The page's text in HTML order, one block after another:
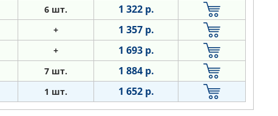
6 шт. 1 322 р.
+ 1 357 р.
+ 1 693 р.
7 шт. 1 884 р.
1 шт. 1 652 р.